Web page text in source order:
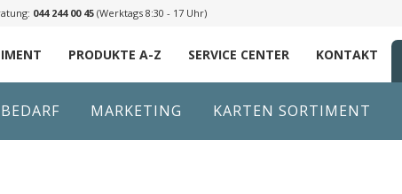
044 244 00 45 (Werktags 8:30 - 17 Uhr)
PRODUKTE A-Z SERVICE CENTER KONTAKT
MARKETING KARTEN SORTIMENT